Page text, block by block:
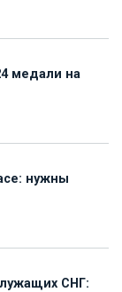
медали на
нужны
СНГ: